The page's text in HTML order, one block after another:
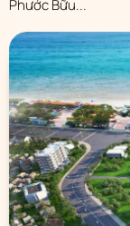
Phước Bữu...